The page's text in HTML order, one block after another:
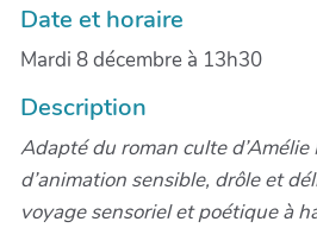
Date et horaire
Mardi 8 décembre à 13h30
Description
Adapté du roman culte
d’animation sensible, drôle et
voyage sensoriel et poétique à